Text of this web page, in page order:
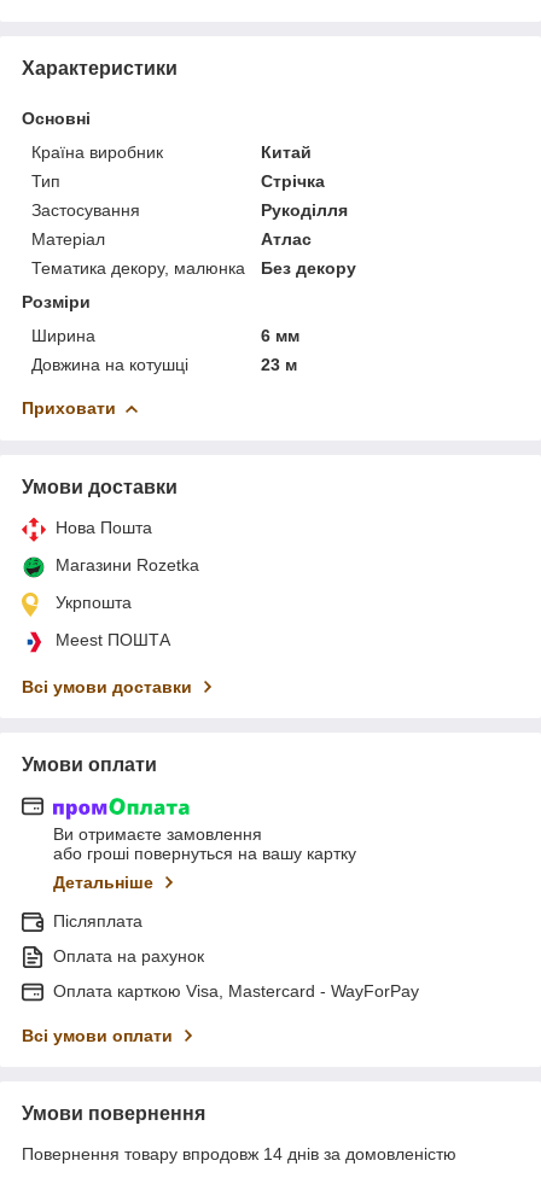
Характеристики
Основні
Країна виробник
Китай
Тип
Стрічка
Застосування
Рукоділля
Матеріал
Атлас
Тематика декору, малюнка
Без декору
Розміри
Ширина
6 мм
Довжина на котушці
23 м
Приховати
Умови доставки
Нова Пошта
Магазини Rozetka
Укрпошта
Meest ПОШТА
Всі умови доставки
Умови оплати
Ви отримаєте замовлення
або гроші повернуться на вашу картку
Детальніше
Післяплата
Оплата на рахунок
Оплата карткою Visa, Mastercard - WayForPay
Всі умови оплати
Умови повернення
Повернення товару впродовж 14 днів за домовленістю